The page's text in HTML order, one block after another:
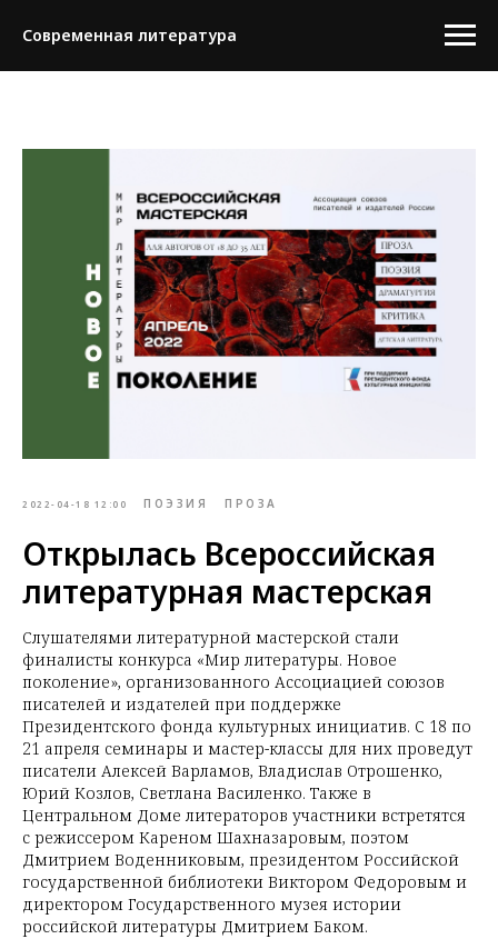
Современная литература
2022-04-18 12:00 ПОЭЗИЯ ПРОЗА
Открылась Всероссийская
литературная мастерская
Слушателями литературной мастерской стали
финалисты конкурса «Мир литературы. Новое
поколение», организованного Ассоциацией союзов
писателей и издателей при поддержке
Президентского фонда культурных инициатив. С 18 по
21 апреля семинары и мастер-классы для них проведут
писатели Алексей Варламов, Владислав Отрошенко,
Юрий Козлов, Светлана Василенко. Также в
Центральном Доме литераторов участники встретятся
с режиссером Кареном Шахназаровым, поэтом
Дмитрием Воденниковым, президентом Российской
государственной библиотеки Виктором Федоровым и
директором Государственного музея истории
российской литературы Дмитрием Баком.